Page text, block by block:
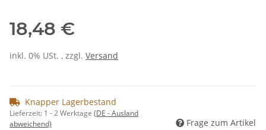
18,48 €
inkl. 0% USt. , zzgl. Versand
Knapper Lagerbestand
Lieferzeit: 1 - 2 Werktage (DE - Ausland
abweichend)
Frage zum Artikel